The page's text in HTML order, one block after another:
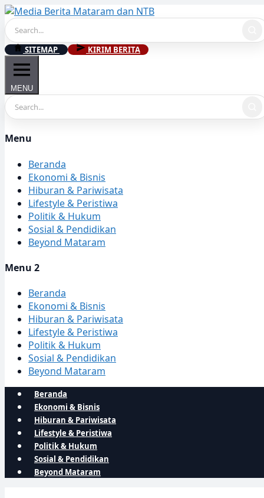
Skip
to
content
SITEMAP KIRIM BERITA
MENU
Menu
Beranda
Ekonomi & Bisnis
Hiburan & Pariwisata
Lifestyle & Peristiwa
Politik & Hukum
Sosial & Pendidikan
Beyond Mataram
Menu 2
Beranda
Ekonomi & Bisnis
Hiburan & Pariwisata
Lifestyle & Peristiwa
Politik & Hukum
Sosial & Pendidikan
Beyond Mataram
Beranda
Ekonomi & Bisnis
Hiburan & Pariwisata
Lifestyle & Peristiwa
Politik & Hukum
Sosial & Pendidikan
Beyond Mataram